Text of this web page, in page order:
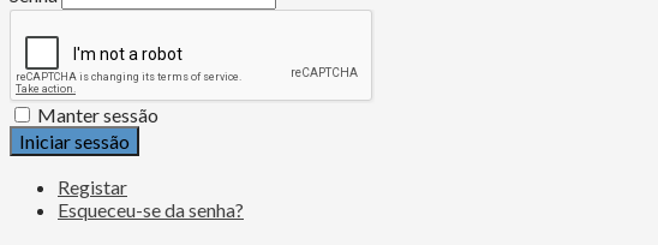
Manter sessão
Iniciar sessão
Registar
Esqueceu-se da senha?